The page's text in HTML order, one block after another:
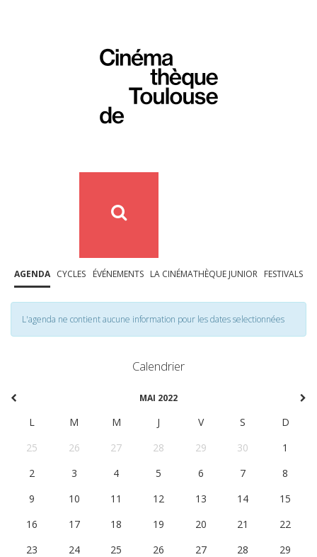
AGENDA CYCLES ÉVÉNEMENTS LA CINÉMATHÈQUE JUNIOR FESTIVALS
L'agenda ne contient aucune information pour les dates selectionnées
Calendrier
MAI 2022
L M M J V S
D
25
26 27 28 29 30
1
2
3 4 5 6 7
8
9
10 11 12 13 14
15
16
17 18 19 20 21
22
23
24 25 26 27 28
29